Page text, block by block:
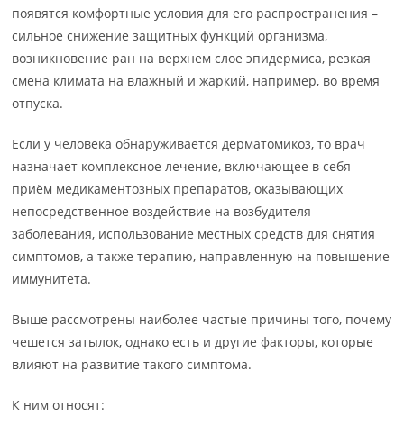
появятся комфортные условия для его распространения –
сильное снижение защитных функций организма,
возникновение ран на верхнем слое эпидермиса, резкая
смена климата на влажный и жаркий, например, во время
отпуска.
Если у человека обнаруживается дерматомикоз, то врач
назначает комплексное лечение, включающее в себя
приём медикаментозных препаратов, оказывающих
непосредственное воздействие на возбудителя
заболевания, использование местных средств для снятия
симптомов, а также терапию, направленную на повышение
иммунитета.
Выше рассмотрены наиболее частые причины того, почему
чешется затылок, однако есть и другие факторы, которые
влияют на развитие такого симптома.
К ним относят: